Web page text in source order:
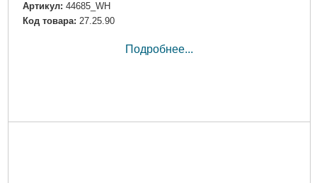
Артикул: 44685_WH
Код товара: 27.25.90
Подробнее...